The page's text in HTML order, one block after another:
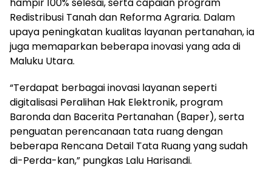
Redistribusi Tanah dan Reforma Agraria. Dalam
upaya peningkatan kualitas layanan pertanahan, ia
juga memaparkan beberapa inovasi yang ada di
Maluku Utara.
“Terdapat berbagai inovasi layanan seperti
digitalisasi Peralihan Hak Elektronik, program
Baronda dan Bacerita Pertanahan (Baper), serta
penguatan perencanaan tata ruang dengan
beberapa Rencana Detail Tata Ruang yang sudah
di-Perda-kan,” pungkas Lalu Harisandi.